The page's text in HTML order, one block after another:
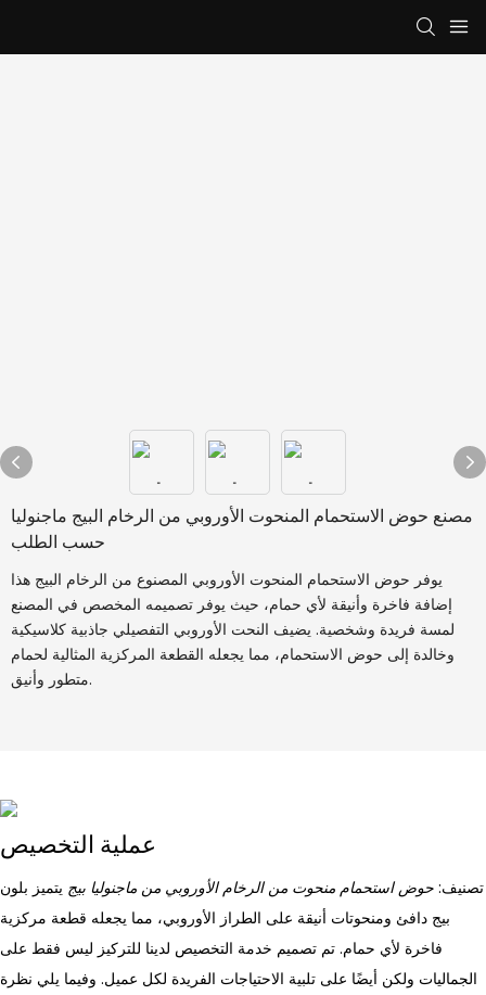
مصنع حوض الاستحمام المنحوت الأوروبي من الرخام البيج ماجنوليا
حسب الطلب
يوفر حوض الاستحمام المنحوت الأوروبي المصنوع من الرخام البيج هذا
إضافة فاخرة وأنيقة لأي حمام، حيث يوفر تصميمه المخصص في المصنع
لمسة فريدة وشخصية. يضيف النحت الأوروبي التفصيلي جاذبية كلاسيكية
وخالدة إلى حوض الاستحمام، مما يجعله القطعة المركزية المثالية لحمام
متطور وأنيق.
عملية التخصيص
تصنيف: حوض استحمام منحوت من الرخام الأوروبي من ماجنوليا بيج يتميز بلون
بيج دافئ ومنحوتات أنيقة على الطراز الأوروبي، مما يجعله قطعة مركزية
فاخرة لأي حمام. تم تصميم خدمة التخصيص لدينا للتركيز ليس فقط على
الجماليات ولكن أيضًا على تلبية الاحتياجات الفريدة لكل عميل. وفيما يلي نظرة